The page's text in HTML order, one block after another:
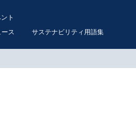
ト
ース サステナビリティ用語集